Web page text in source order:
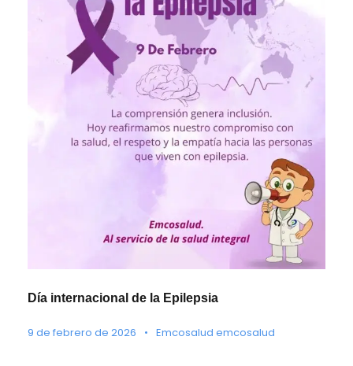
Día internacional de la Epilepsia
9 de febrero de 2026 • Emcosalud emcosalud